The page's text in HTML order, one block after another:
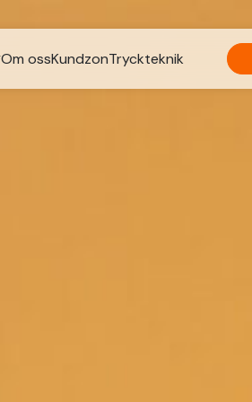
Om ossKundzonTryckteknik